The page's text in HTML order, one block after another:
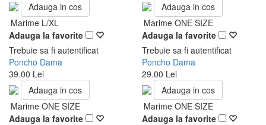
Adauga in cos
Marime L/XL
Adauga la favorite
Trebuie sa fi autentificat
Poncho Dama
39.00 Lei
Adauga in cos
Marime ONE SIZE
Adauga la favorite
Trebuie sa fi autentificat
Poncho Dama
29.00 Lei
Adauga in cos
Marime ONE SIZE
Adauga la favorite
Adauga in cos
Marime ONE SIZE
Adauga la favorite